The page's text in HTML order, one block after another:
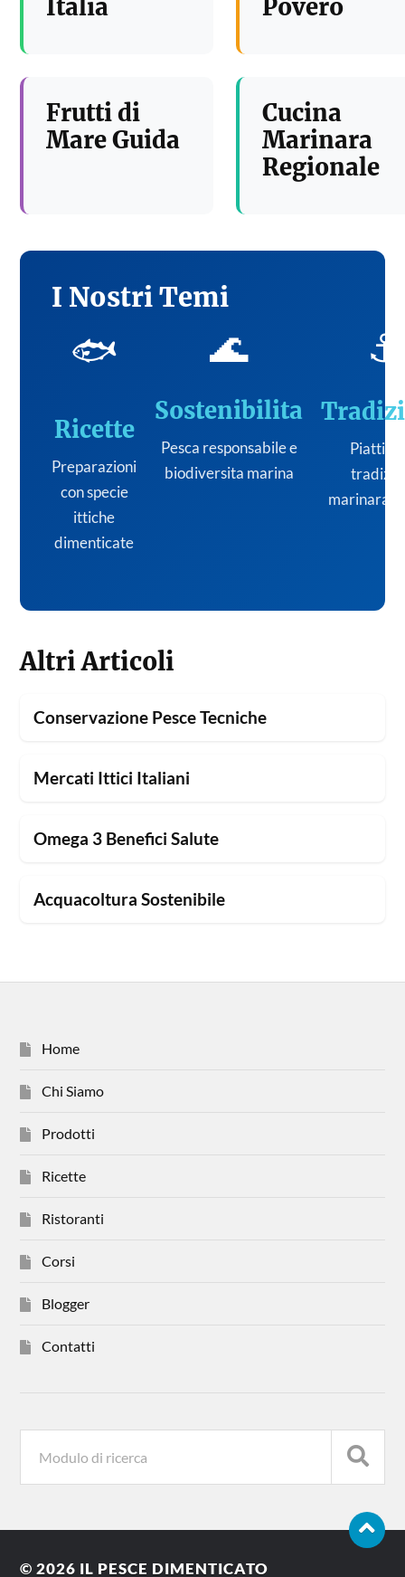
Italia
Povero
Frutti di
Mare Guida
Cucina
Marinara
Regionale
I Nostri Temi
🐟
Ricette
Preparazioni
con specie
ittiche
dimenticate
🌊
Sostenibilita
Pesca responsabile e
biodiversita marina
⚓
Piatti
marinara
Altri Articoli
Conservazione Pesce Tecniche
Mercati Ittici Italiani
Omega 3 Benefici Salute
Acquacoltura Sostenibile
Home
Chi Siamo
Prodotti
Ricette
Ristoranti
Corsi
Blogger
Contatti
© 2026 IL PESCE DIMENTICATO